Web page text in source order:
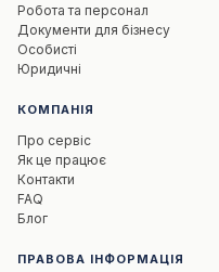
📄
Робота та персонал
Документи для бізнесу
Особисті
Юридичні
КОМПАНІЯ
Про сервіс
Як це працює
Контакти
FAQ
Блог
ПРАВОВА ІНФОРМАЦІЯ